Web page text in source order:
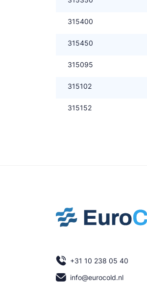
315400
315450
315095
315102
315152
+31 10 238 05 40
info@eurocold.nl